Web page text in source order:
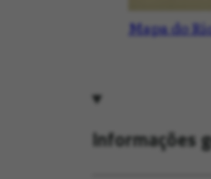
Mapa do
Informações